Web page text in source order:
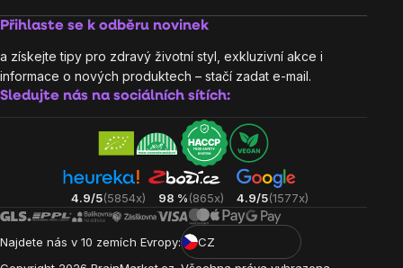
Přihlaste se k odběru novinek
a získejte tipy pro zdravý životní styl, exkluzivní akce i
informace o nových produktech – stačí zadat e-mail.
Sledujte nás na sociálních sítích:
4.9/5(5854x) 98 %(865x) 4.9/5(1577x)
Najdete nás v 10 zemích Evropy:
CZ